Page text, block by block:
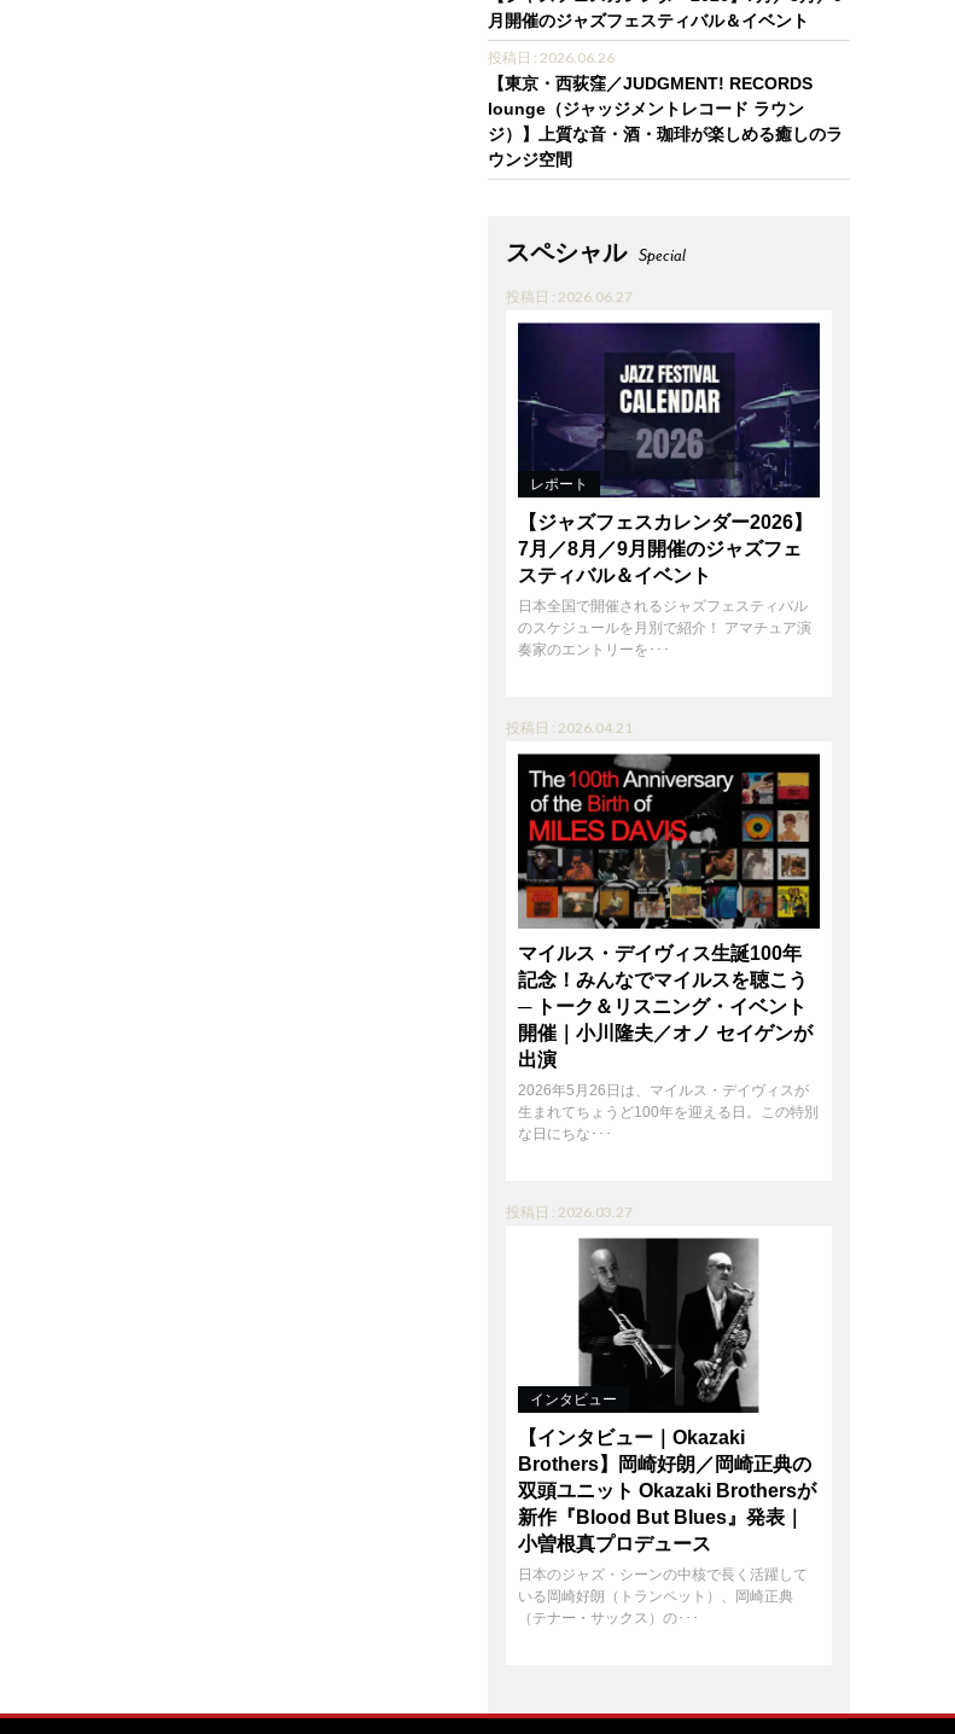
月開催のジャズフェスティバル＆イベント
投稿日 : 2026.06.26
【東京・西荻窪／JUDGMENT! RECORDS
lounge（ジャッジメントレコード ラウン
ジ）】上質な音・酒・珈琲が楽しめる癒しのラ
ウンジ空間
スペシャル Special
投稿日 : 2026.06.27
レポート
【ジャズフェスカレンダー2026】
7月／8月／9月開催のジャズフェ
スティバル＆イベント
日本全国で開催されるジャズフェスティバル
のスケジュールを月別で紹介！ アマチュア演
奏家のエントリーを･･･
投稿日 : 2026.04.21
マイルス・デイヴィス生誕100年
記念！みんなでマイルスを聴こう
─ トーク＆リスニング・イベント
開催｜小川隆夫／オノ セイゲンが
出演
2026年5月26日は、マイルス・デイヴィスが
生まれてちょうど100年を迎える日。この特別
な日にちな･･･
投稿日 : 2026.03.27
インタビュー
【インタビュー｜Okazaki
Brothers】岡崎好朗／岡崎正典の
双頭ユニット Okazaki Brothersが
新作『Blood But Blues』発表｜
小曽根真プロデュース
日本のジャズ・シーンの中核で長く活躍して
いる岡崎好朗（トランペット）、岡崎正典
（テナー・サックス）の･･･